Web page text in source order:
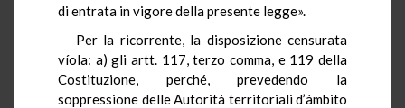
di entrata in vigore della presente legge».
Per la ricorrente, la disposizione censurata
víola: a) gli artt. 117, terzo comma, e 119 della
Costituzione, perché, prevedendo la
soppressione delle Autorità territoriali d’àmbito